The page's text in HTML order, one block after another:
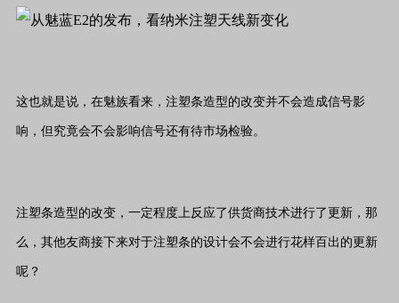
这也就是说，在魅族看来，注塑条造型的改变并不会造成信号影
响，但究竟会不会影响信号还有待市场检验。
注塑条造型的改变，一定程度上反应了供货商技术进行了更新，那
么，其他友商接下来对于注塑条的设计会不会进行花样百出的更新
呢？